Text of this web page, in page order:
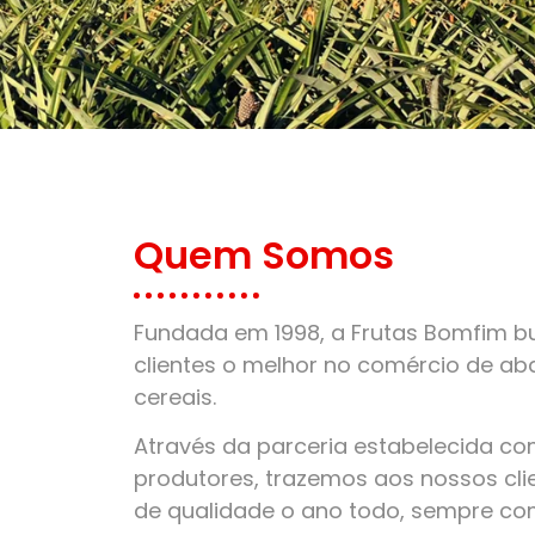
Quem Somos
Fundada em 1998, a Frutas Bomfim
clientes o melhor no comércio de
cereais.
Através da parceria estabelecida
produtores, trazemos aos nossos
de qualidade o ano todo, sempre